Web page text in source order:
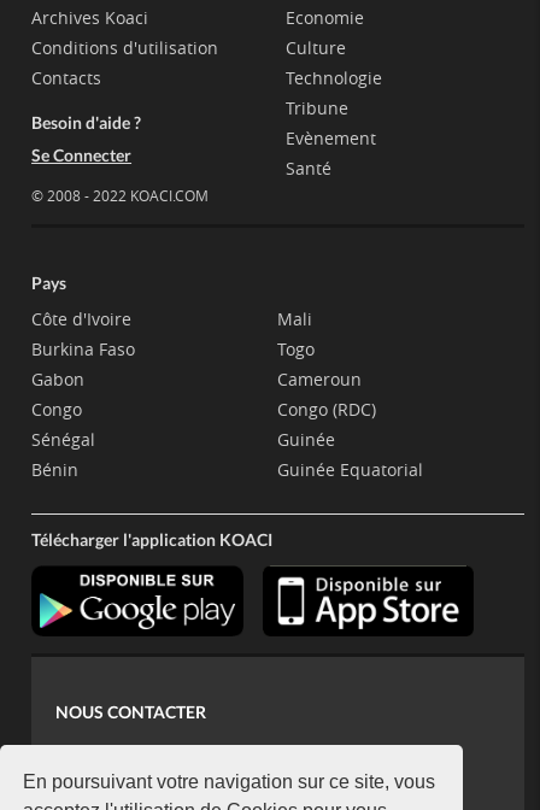
En poursuivant votre navigation sur ce site, vous
Archives Koaci
Conditions d'utilisation
Contacts
Besoin d'aide ?
Se Connecter
© 2008 - 2022 KOACI.COM
Economie
Culture
Technologie
Tribune
Evènement
Santé
Pays
Côte d'Ivoire
Burkina Faso
Gabon
Congo
Sénégal
Bénin
Mali
Togo
Cameroun
Congo (RDC)
Guinée
Guinée Equatorial
Télécharger l'application KOACI
NOUS CONTACTER
koaci@yahoo.fr